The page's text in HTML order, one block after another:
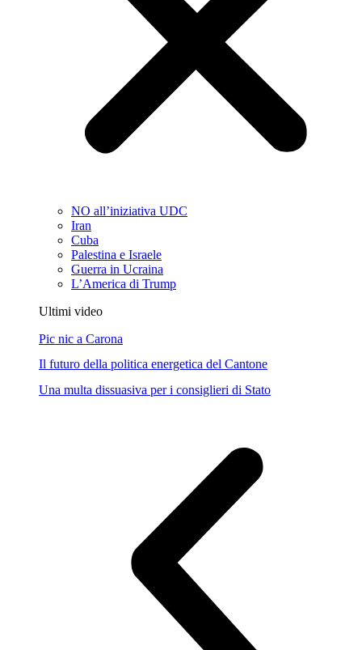
NO all’iniziativa UDC
Iran
Cuba
Palestina e Israele
Guerra in Ucraina
L’America di Trump
Ultimi video
Pic nic a Carona
Il futuro della politica energetica del Cantone
Una multa dissuasiva per i consiglieri di Stato